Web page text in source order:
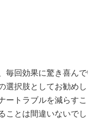
毎回効果に驚き喜んで
選択肢としてお勧めし
トラブルを減らすこ
ことは間違いないでし